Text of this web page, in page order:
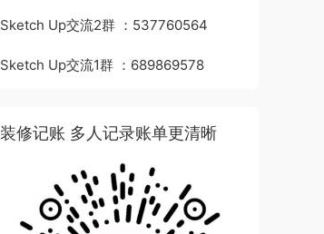
Sketch Up交流2群 ：537760564
Sketch Up交流1群 ：689869578
装修记账 多人记录账单更清晰